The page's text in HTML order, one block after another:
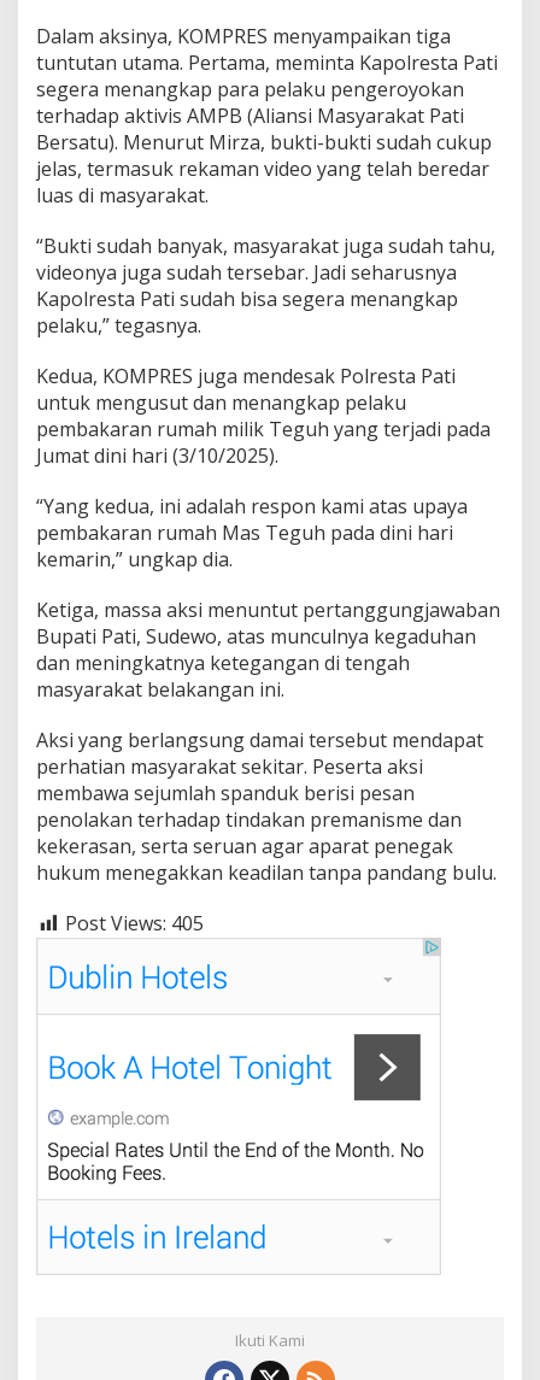
g
k
a
p
e
l
a
u
e
k
e
a
s
a
n
T
a
d
p
A
t
i
i
s
Dalam aksinya, KOMPRES menyampaikan tiga
tuntutan utama. Pertama, meminta Kapolresta Pati
segera menangkap para pelaku pengeroyokan
terhadap aktivis AMPB (Aliansi Masyarakat Pati
Bersatu). Menurut Mirza, bukti-bukti sudah cukup
jelas, termasuk rekaman video yang telah beredar
luas di masyarakat.
“Bukti sudah banyak, masyarakat juga sudah tahu,
videonya juga sudah tersebar. Jadi seharusnya
Kapolresta Pati sudah bisa segera menangkap
pelaku,” tegasnya.
Kedua, KOMPRES juga mendesak Polresta Pati
untuk mengusut dan menangkap pelaku
pembakaran rumah milik Teguh yang terjadi pada
Jumat dini hari (3/10/2025).
“Yang kedua, ini adalah respon kami atas upaya
pembakaran rumah Mas Teguh pada dini hari
kemarin,” ungkap dia.
Ketiga, massa aksi menuntut pertanggungjawaban
Bupati Pati, Sudewo, atas munculnya kegaduhan
dan meningkatnya ketegangan di tengah
masyarakat belakangan ini.
Aksi yang berlangsung damai tersebut mendapat
perhatian masyarakat sekitar. Peserta aksi
membawa sejumlah spanduk berisi pesan
penolakan terhadap tindakan premanisme dan
kekerasan, serta seruan agar aparat penegak
hukum menegakkan keadilan tanpa pandang bulu.
Post Views: 405
Ikuti Kami